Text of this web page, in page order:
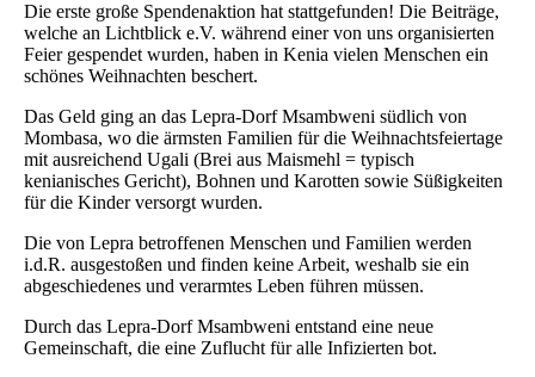
Die erste große Spendenaktion hat stattgefunden! Die Beiträge,
welche an Lichtblick e.V. während einer von uns organisierten
Feier gespendet wurden, haben in Kenia vielen Menschen ein
schönes Weihnachten beschert.
Das Geld ging an das Lepra-Dorf Msambweni südlich von
Mombasa, wo die ärmsten Familien für die Weihnachtsfeiertage
mit ausreichend Ugali (Brei aus Maismehl = typisch
kenianisches Gericht), Bohnen und Karotten sowie Süßigkeiten
für die Kinder versorgt wurden.
Die von Lepra betroffenen Menschen und Familien werden
i.d.R. ausgestoßen und finden keine Arbeit, weshalb sie ein
abgeschiedenes und verarmtes Leben führen müssen.
Durch das Lepra-Dorf Msambweni entstand eine neue
Gemeinschaft, die eine Zuflucht für alle Infizierten bot.